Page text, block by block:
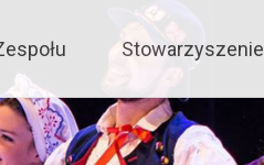
Stowarzyszenie